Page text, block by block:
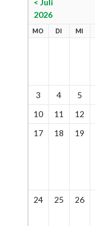
2026
MO DI MI
3 4 5
10
11 12
17
18 19
24 25 26